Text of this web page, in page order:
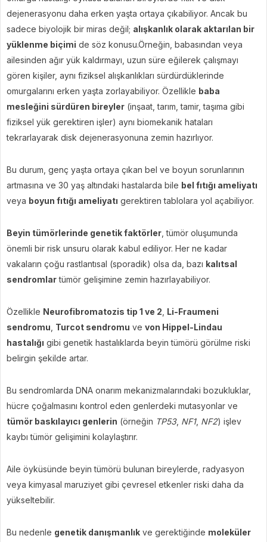
dejenerasyonu daha erken yaşta ortaya çıkabiliyor. Ancak bu
sadece biyolojik bir miras değil; alışkanlık olarak aktarılan bir
yüklenme biçimi de söz konusu.Örneğin, babasından veya
ailesinden ağır yük kaldırmayı, uzun süre eğilerek çalışmayı
gören kişiler, aynı fiziksel alışkanlıkları sürdürdüklerinde
omurgalarını erken yaşta zorlayabiliyor. Özellikle baba
mesleğini sürdüren bireyler (inşaat, tarım, tamir, taşıma gibi
fiziksel yük gerektiren işler) aynı biomekanik hataları
tekrarlayarak disk dejenerasyonuna zemin hazırlıyor.
Bu durum, genç yaşta ortaya çıkan bel ve boyun sorunlarının
artmasına ve 30 yaş altındaki hastalarda bile bel fıtığı ameliyatı
veya boyun fıtığı ameliyatı gerektiren tablolara yol açabiliyor.
Beyin tümörlerinde genetik faktörler , tümör oluşumunda
önemli bir risk unsuru olarak kabul ediliyor. Her ne kadar
vakaların çoğu rastlantısal (sporadik) olsa da, bazı kalıtsal
sendromlartümör gelişimine zemin hazırlayabiliyor.
Özellikle Neurofibromatozis tip 1 ve 2 Li-Fraumeni
sendromu Turcot sendromu ve von Hippel-Lindau
hastalığı gibi genetik hastalıklarda beyin tümörü görülme riski
belirgin şekilde artar.
Bu sendromlarda DNA onarım mekanizmalarındaki bozukluklar,
hücre çoğalmasını kontrol eden genlerdeki mutasyonlar ve
tümör baskılayıcı genlerin (örneğin TP53, NF1, NF2) işlev
kaybı tümör gelişimini kolaylaştırır.
Aile öyküsünde beyin tümörü bulunan bireylerde, radyasyon
veya kimyasal maruziyet gibi çevresel etkenler riski daha da
yükseltebilir.
Bu nedenle genetik danışmanlık ve gerektiğinde moleküler